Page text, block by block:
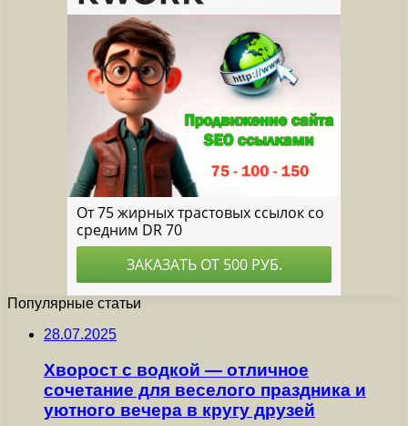
Популярные статьи
28.07.2025
Хворост с водкой — отличное
сочетание для веселого праздника и
уютного вечера в кругу друзей